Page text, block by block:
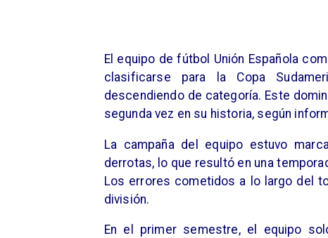
El equipo de fútbol Unión Española
clasificarse para la Copa
descendiendo de categoría. Este
segunda vez en su historia, según
La campaña del equipo estuvo
derrotas, lo que resultó en una
Los errores cometidos a lo largo del
división.
En el primer semestre, el equipo